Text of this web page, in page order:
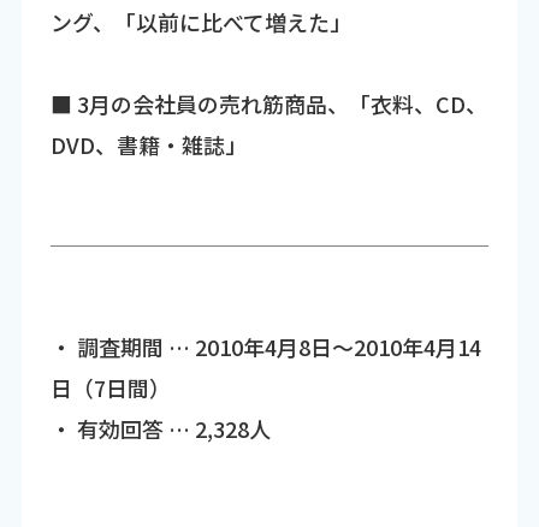
ング、「以前に比べて増えた」
■ 3月の会社員の売れ筋商品、「衣料、CD、
DVD、書籍・雑誌」
・ 調査期間 … 2010年4月8日～2010年4月14
日（7日間）
・ 有効回答 … 2,328人